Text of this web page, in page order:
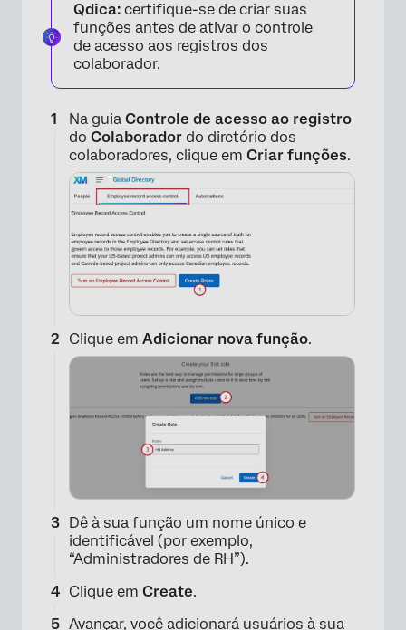
Qdica: certifique-se de criar suas
funções antes de ativar o controle
de acesso aos registros dos
colaborador.
Na guia Controle de acesso ao registro
do Colaborador do diretório dos
colaboradores, clique em Criar funções.
Clique em Adicionar nova função.
Dê à sua função um nome único e
identificável (por exemplo,
“Administradores de RH”).
Clique em Create.
Avançar, você adicionará usuários à sua